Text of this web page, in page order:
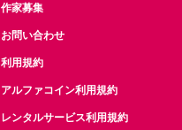
作家募集
お問い合わせ
利用規約
アルファコイン利用規約
レンタルサービス利用規約